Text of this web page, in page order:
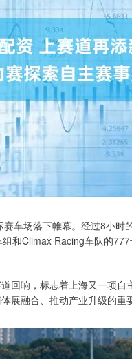
车场落下帷幕。经过8小
和Climax Racing车队的
回响，标志着上海又一项
展融合、推动产业升级的重